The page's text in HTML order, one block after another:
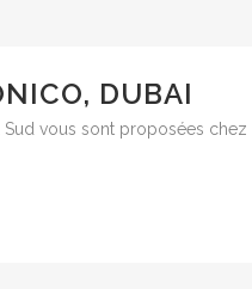
DUBAI
Sud vous sont proposées